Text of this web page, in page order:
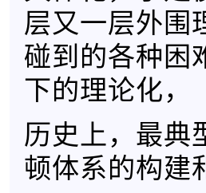
层又一层外围
碰到的各种困
下的理论化，
历史上，最典
顿体系的构建